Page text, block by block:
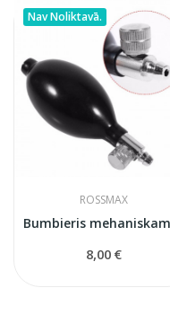
Nav Noliktavā.
ROSSMAX
8,00 €